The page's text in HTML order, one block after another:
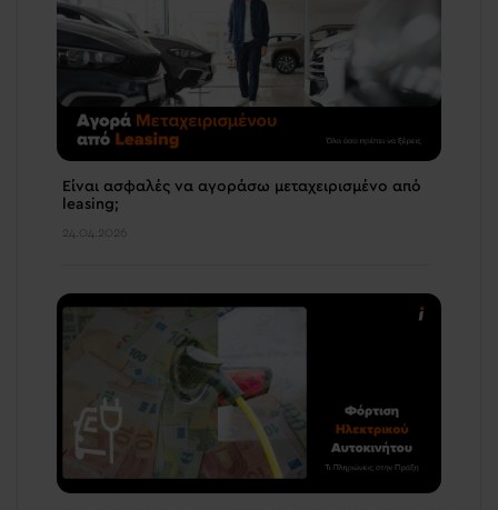
Είναι ασφαλές να αγοράσω μεταχειρισμένο από
leasing;
24.04.2026